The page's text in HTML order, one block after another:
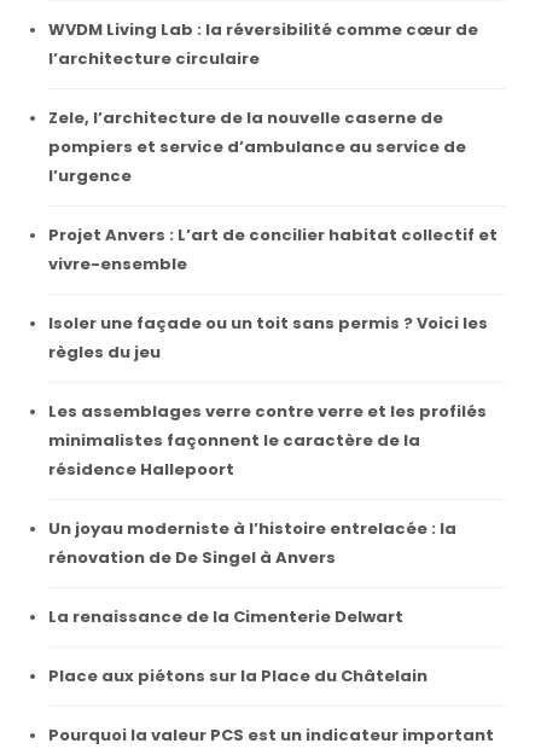
WVDM Living Lab : la réversibilité comme cœur de
l’architecture circulaire
Zele, l’architecture de la nouvelle caserne de
pompiers et service d’ambulance au service de
l’urgence
Projet Anvers : L’art de concilier habitat collectif et
vivre-ensemble
Isoler une façade ou un toit sans permis ? Voici les
règles du jeu
Les assemblages verre contre verre et les profilés
minimalistes façonnent le caractère de la
résidence Hallepoort
Un joyau moderniste à l’histoire entrelacée : la
rénovation de De Singel à Anvers
La renaissance de la Cimenterie Delwart
Place aux piétons sur la Place du Châtelain
Pourquoi la valeur PCS est un indicateur important